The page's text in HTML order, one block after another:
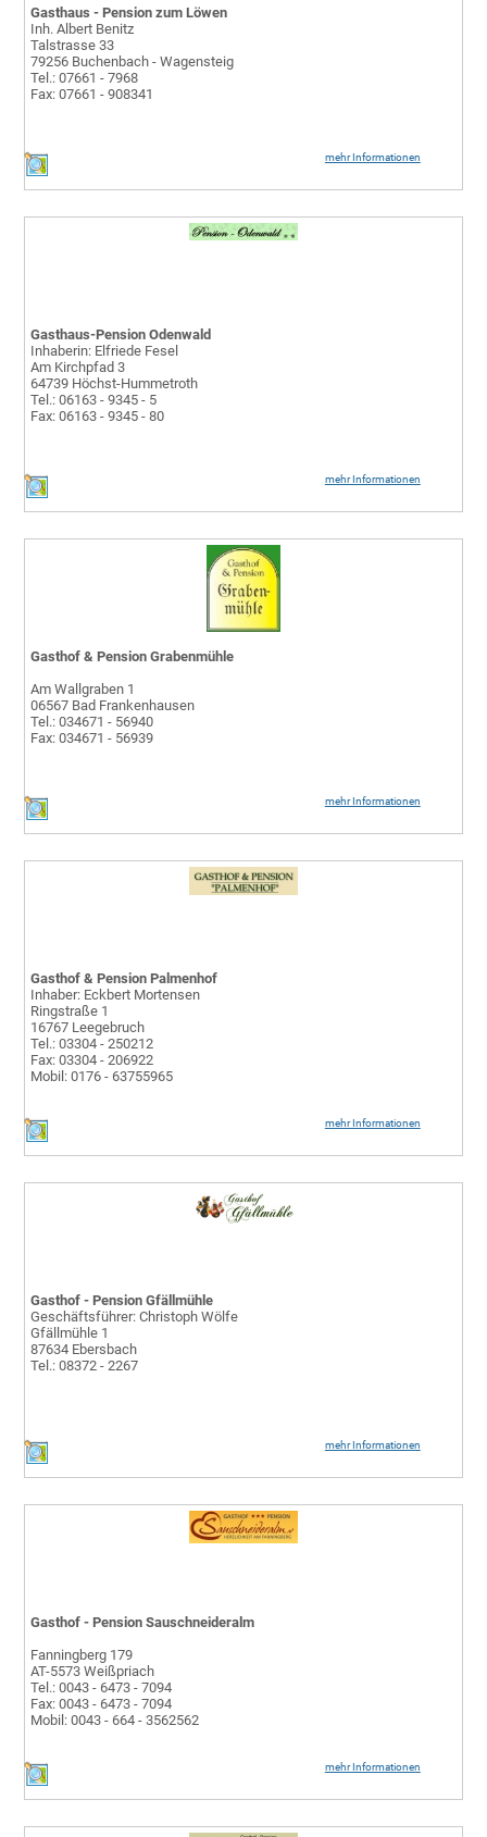
mehr Informationen
Gasthaus - Pension zum Löwen
Inh. Albert Benitz
Talstrasse 33
79256 Buchenbach - Wagensteig
Tel.: 07661 - 7968
Fax: 07661 - 908341
mehr Informationen
Gasthaus-Pension Odenwald
Inhaberin: Elfriede Fesel
Am Kirchpfad 3
64739 Höchst-Hummetroth
Tel.: 06163 - 9345 - 5
Fax: 06163 - 9345 - 80
mehr Informationen
Gasthof & Pension Grabenmühle
Am Wallgraben 1
06567 Bad Frankenhausen
Tel.: 034671 - 56940
Fax: 034671 - 56939
mehr Informationen
Gasthof & Pension Palmenhof
Inhaber: Eckbert Mortensen
Ringstraße 1
16767 Leegebruch
Tel.: 03304 - 250212
Fax: 03304 - 206922
Mobil: 0176 - 63755965
mehr Informationen
Gasthof - Pension Gfällmühle
Geschäftsführer: Christoph Wölfe
Gfällmühle 1
87634 Ebersbach
Tel.: 08372 - 2267
mehr Informationen
Gasthof - Pension Sauschneideralm
Fanningberg 179
AT-5573 Weißpriach
Tel.: 0043 - 6473 - 7094
Fax: 0043 - 6473 - 7094
Mobil: 0043 - 664 - 3562562